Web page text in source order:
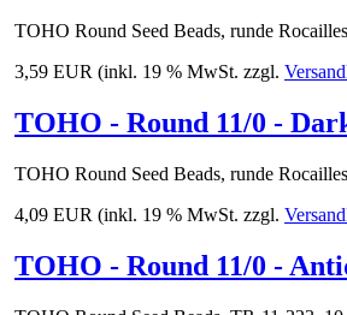
TOHO Round Seed Beads, runde
3,59 EUR (inkl. 19 % MwSt. zzgl.
TOHO - Round 11/0 -
TOHO Round Seed Beads, runde
4,09 EUR (inkl. 19 % MwSt. zzgl.
TOHO - Round 11/0 -